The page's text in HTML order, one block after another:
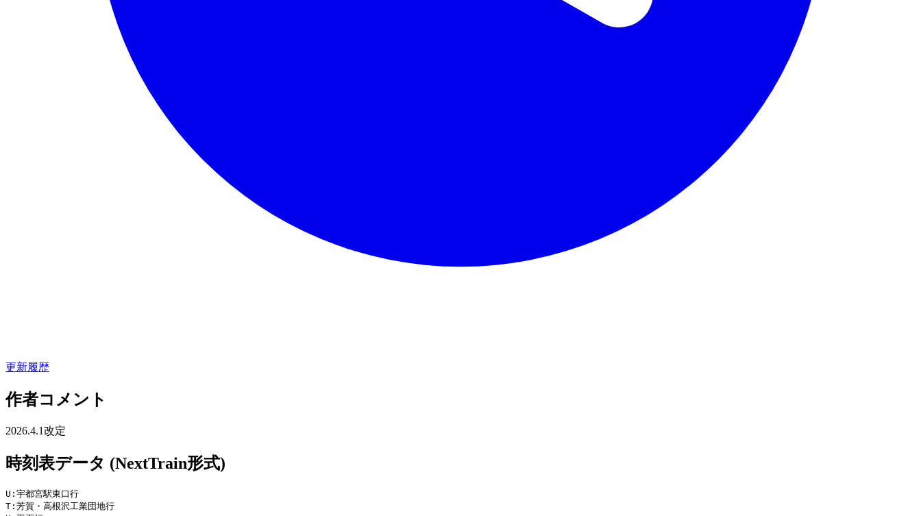
更新履歴
作者コメント
2026.4.1改定
時刻表データ (NextTrain形式)
U:宇都宮駅東口行
T:芳賀・高根沢工業団地行